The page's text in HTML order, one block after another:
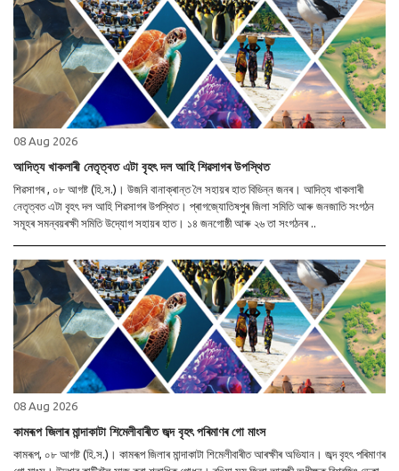
08 Aug 2026
আদিত্য খাকলাৰী নেতৃত্বত এটা বৃহৎ দল আহি শিৱসাগৰ উপস্থিত
শিৱসাগৰ , ০৮ আগষ্ট (হি.স.)। উজনি বানাক্ৰান্ত লৈ সহায়ৰ হাত বিভিন্ন জনৰ। আদিত্য খাকলাৰী
নেতৃত্বত এটা বৃহৎ দল আহি শিৱসাগৰ উপস্থিত। প্ৰাগজ্যোতিষপুৰ জিলা সমিতি আৰু জনজাতি সংগঠন
সমূহৰ সমন্বয়ৰক্ষী সমিতি উদ্যোগ সহায়ৰ হাত। ১৪ জনগোষ্ঠী আৰু ২৬ তা সংগঠনৰ ..
08 Aug 2026
কামৰূপ জিলাৰ মান্দাকাটা শিমেলীবাৰীত জব্দ বৃহৎ পৰিমাণৰ গো মাংস
কামৰূপ, ০৮ আগষ্ট (হি.স.)। কামৰূপ জিলাৰ মান্দাকাটা শিমেলীবাৰীত আৰক্ষীৰ অভিযান। জব্দ বৃহৎ পৰিমাণৰ